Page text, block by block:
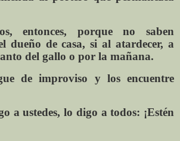
entonces, porque no saben
dueño de casa, si al atardecer, a
del gallo o por la mañana.
de improviso y los encuentre
a ustedes, lo digo a todos: ¡Estén